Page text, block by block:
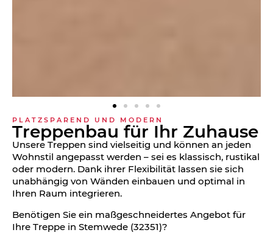
PLATZSPAREND UND MODERN
Treppen­bau für Ihr Zuhause
Unsere Treppen sind vielseitig und können an jeden
Wohnstil angepasst werden – sei es klassisch, rustikal
oder modern. Dank ihrer Flexibilität lassen sie sich
unabhängig von Wänden einbauen und optimal in
Ihren Raum integrieren.
Benötigen Sie ein maßgeschneidertes Angebot für
Ihre Treppe in Stemwede (32351)?